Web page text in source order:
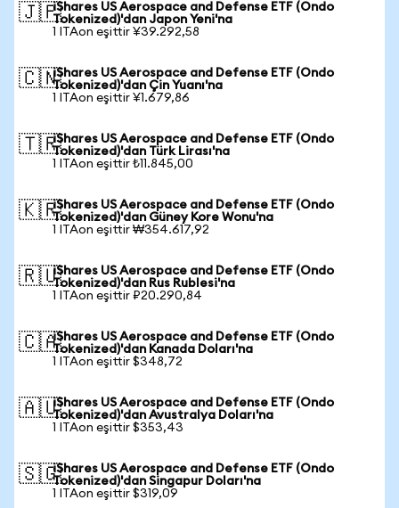
🇯🇵iShares US Aerospace and Defense ETF (Ondo
Tokenized)'dan Japon Yeni'na
1 ITAon eşittir ¥39.292,58
🇨🇳iShares US Aerospace and Defense ETF (Ondo
Tokenized)'dan Çin Yuanı'na
1 ITAon eşittir ¥1.679,86
🇹🇷iShares US Aerospace and Defense ETF (Ondo
Tokenized)'dan Türk Lirası'na
1 ITAon eşittir ₺11.845,00
🇰🇷iShares US Aerospace and Defense ETF (Ondo
Tokenized)'dan Güney Kore Wonu'na
1 ITAon eşittir ₩354.617,92
🇷🇺iShares US Aerospace and Defense ETF (Ondo
Tokenized)'dan Rus Rublesi'na
1 ITAon eşittir ₽20.290,84
🇨🇦iShares US Aerospace and Defense ETF (Ondo
Tokenized)'dan Kanada Doları'na
1 ITAon eşittir $348,72
🇦🇺iShares US Aerospace and Defense ETF (Ondo
Tokenized)'dan Avustralya Doları'na
1 ITAon eşittir $353,43
🇸🇬iShares US Aerospace and Defense ETF (Ondo
Tokenized)'dan Singapur Doları'na
1 ITAon eşittir $319,09